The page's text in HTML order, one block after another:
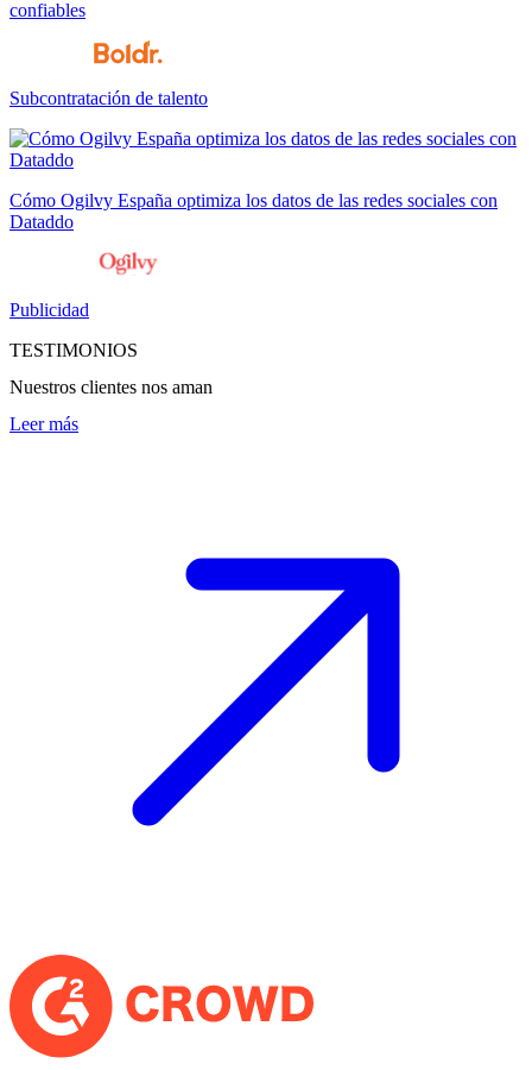
confiables
Subcontratación de talento
Cómo Ogilvy España optimiza los datos de las redes sociales con
Dataddo
Publicidad
TESTIMONIOS
Nuestros clientes nos aman
Leer más